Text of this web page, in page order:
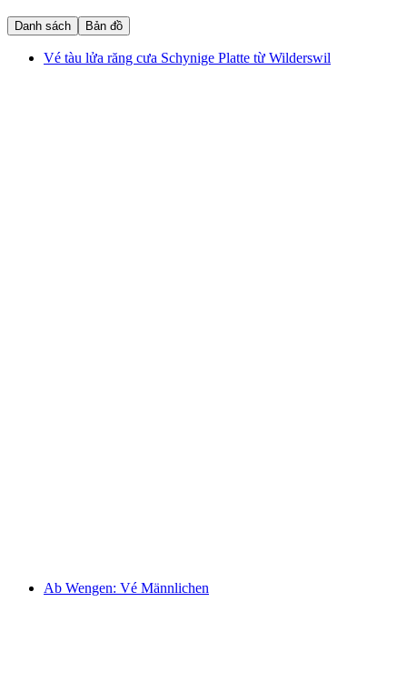
Danh sách Bản đồ
Vé tàu lửa răng cưa Schynige Platte từ Wilderswil
Ab Wengen: Vé Männlichen